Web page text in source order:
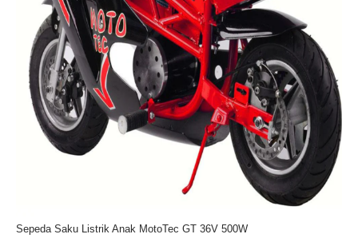
Sepeda Saku Listrik Anak MotoTec GT 36V 500W